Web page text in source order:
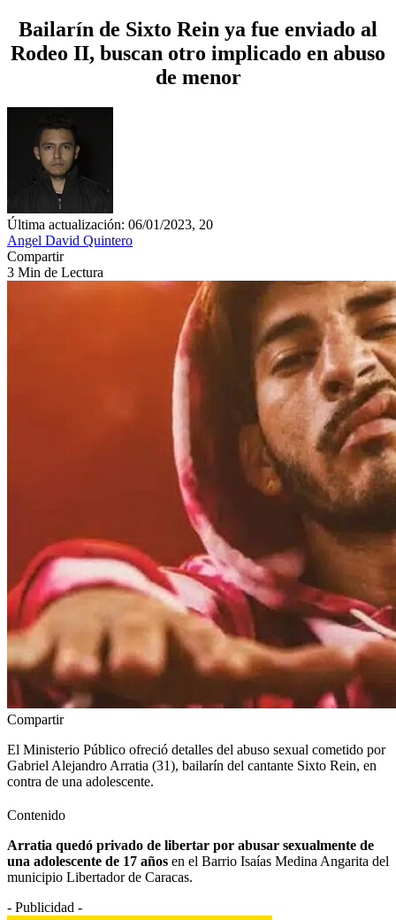
Bailarín de Sixto Rein ya fue enviado al
Rodeo II, buscan otro implicado en abuso
de menor
Última actualización: 06/01/2023, 20
Angel David Quintero
Compartir
3 Min de Lectura
Compartir
El Ministerio Público ofreció detalles del abuso sexual cometido por
Gabriel Alejandro Arratia (31), bailarín del cantante Sixto Rein, en
contra de una adolescente.
Contenido
Arratia quedó privado de libertar por abusar sexualmente de
una adolescente de 17 años en el Barrio Isaías Medina Angarita del
municipio Libertador de Caracas.
- Publicidad -